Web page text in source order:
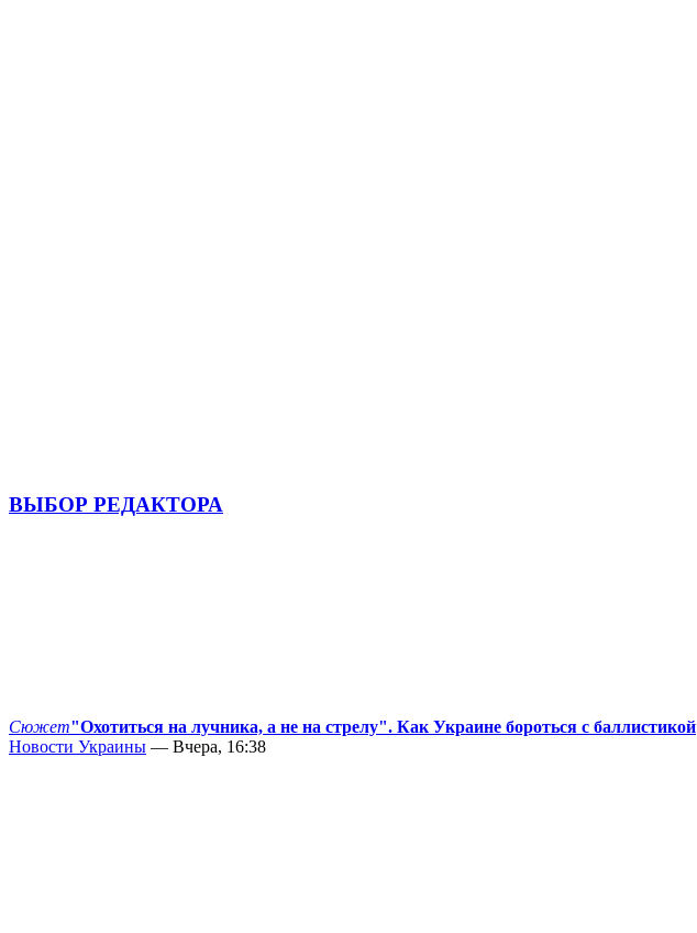
ВЫБОР РЕДАКТОРА
Сюжет"Охотиться на лучника, а не на стрелу". Как Украине бороться с баллистикой
Новости Украины — Вчера, 16:38